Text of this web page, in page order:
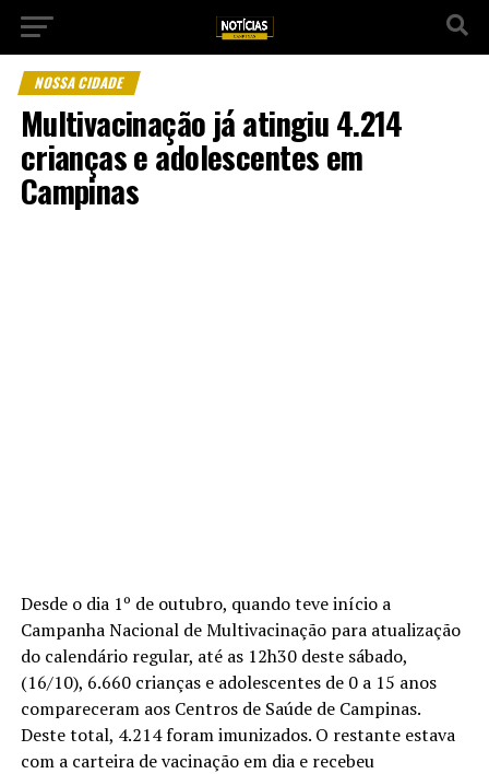
NOSSA CIDADE
Multivacinação já atingiu 4.214
crianças e adolescentes em
Campinas
Desde o dia 1º de outubro, quando teve início a
Campanha Nacional de Multivacinação para atualização
do calendário regular, até as 12h30 deste sábado,
(16/10), 6.660 crianças e adolescentes de 0 a 15 anos
compareceram aos Centros de Saúde de Campinas.
Deste total, 4.214 foram imunizados. O restante estava
com a carteira de vacinação em dia e recebeu